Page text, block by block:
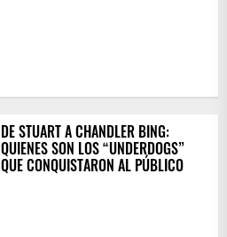
DE STUART A CHANDLER BING:
QUIENES SON LOS “UNDERDOGS”
QUE CONQUISTARON AL PÚBLICO